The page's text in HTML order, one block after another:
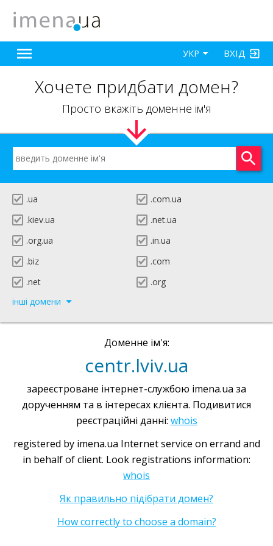
ВХІД
УКР
Хочете придбати домен?
Просто вкажіть доменне ім'я
.ua
.com.ua
.kiev.ua
.net.ua
.org.ua
.in.ua
.biz
.com
.net
.org
інші домени
Доменне ім'я:
centr.lviv.ua
зареєстроване інтернет-службою imena.ua за
дорученням та в інтересах клієнта. Подивитися
реєстраційні данні: whois
registered by imena.ua Internet service on errand and
in behalf of client. Look registrations information:
whois
Як правильно підібрати домен?
How correctly to choose a domain?